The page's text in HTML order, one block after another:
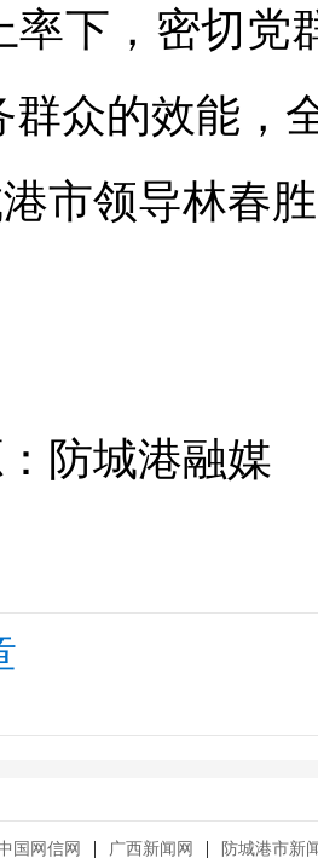
率下，密切党
群众的效能，
市领导林春
防城港融媒
国网信网 | 广西新闻网 | 防城港市新